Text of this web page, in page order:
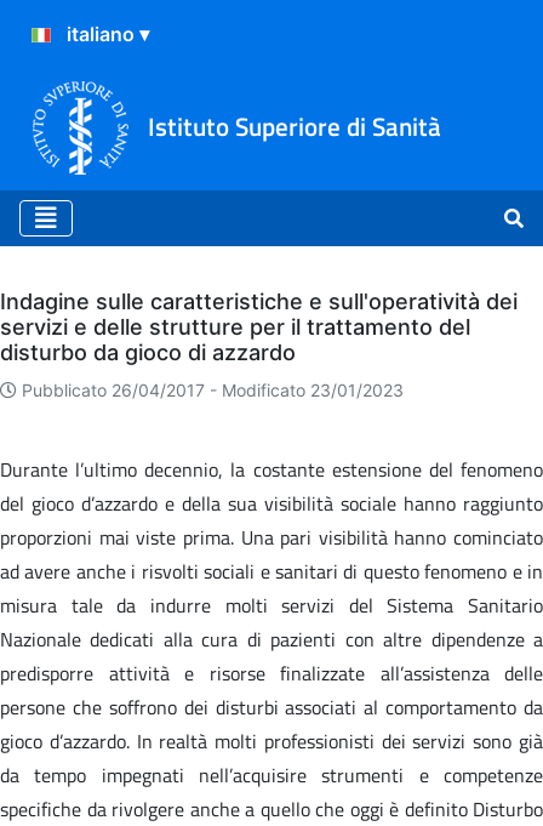
Istituto Superiore di Sanità
Archivio
Indagine sulle caratteristiche e sull'operatività dei
servizi e delle strutture per il trattamento del
disturbo da gioco di azzardo
Pubblicato 26/04/2017 - Modificato 23/01/2023
Durante l’ultimo decennio, la costante estensione del fenomeno
del gioco d’azzardo e della sua visibilità sociale hanno raggiunto
proporzioni mai viste prima. Una pari visibilità hanno cominciato
ad avere anche i risvolti sociali e sanitari di questo fenomeno e in
misura tale da indurre molti servizi del Sistema Sanitario
Nazionale dedicati alla cura di pazienti con altre dipendenze a
predisporre attività e risorse finalizzate all’assistenza delle
persone che soffrono dei disturbi associati al comportamento da
gioco d’azzardo. In realtà molti professionisti dei servizi sono già
da tempo impegnati nell’acquisire strumenti e competenze
specifiche da rivolgere anche a quello che oggi è definito Disturbo